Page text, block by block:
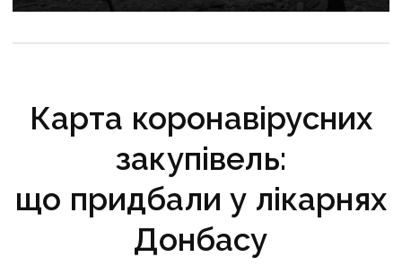
Карта коронавірусних
закупівель:
що придбали у лікарнях
Донбасу